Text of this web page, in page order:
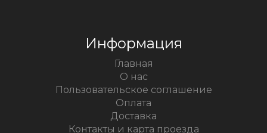
Информация
Главная
О нас
Пользовательское соглашение
Оплата
Доставка
Контакты и карта проезда